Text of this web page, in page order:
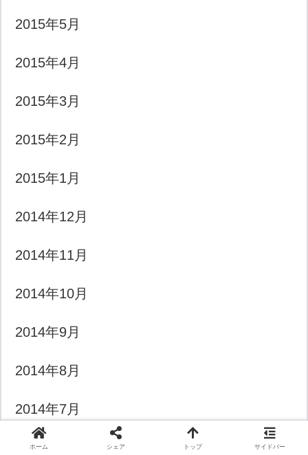
2015年5月
2015年4月
2015年3月
2015年2月
2015年1月
2014年12月
2014年11月
2014年10月
2014年9月
2014年8月
2014年7月
ホーム シェア トップ サイドバー